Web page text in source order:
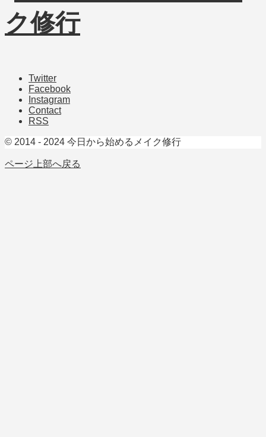
Twitter
Facebook
Instagram
Contact
RSS
© 2014 - 2024 今日から始めるメイク修行
ページ上部へ戻る